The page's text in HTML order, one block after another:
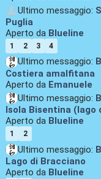
Ultimo messaggio:
Puglia
Aperto da Blueline
1 2 3 4
Ultimo messaggio:
Costiera amalfitana
Aperto da Emanuele
Ultimo messaggio:
Isola Bisentina (lago
Aperto da Blueline
1 2
Ultimo messaggio:
Lago di Bracciano
Aperto da Blueline